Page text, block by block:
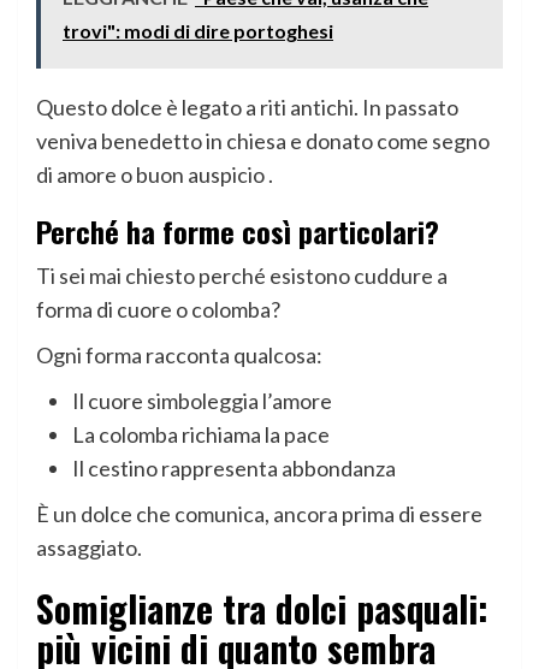
trovi": modi di dire portoghesi
Questo dolce è legato a riti antichi. In passato
veniva benedetto in chiesa e donato come segno
di amore o buon auspicio .
Perché ha forme così particolari?
Ti sei mai chiesto perché esistono cuddure a
forma di cuore o colomba?
Ogni forma racconta qualcosa:
Il cuore simboleggia l’amore
La colomba richiama la pace
Il cestino rappresenta abbondanza
È un dolce che comunica, ancora prima di essere
assaggiato.
Somiglianze tra dolci pasquali:
più vicini di quanto sembra